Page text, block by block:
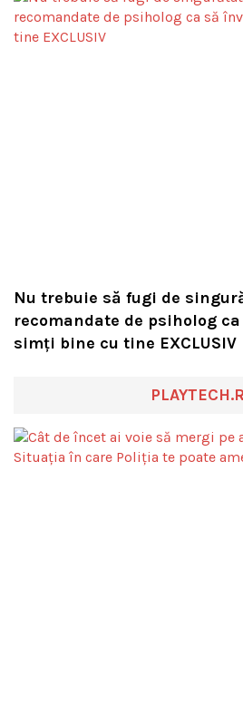
Nu trebuie să fugi de
recomandate de psiholog
simți bine cu tine EXCLUSIV